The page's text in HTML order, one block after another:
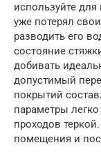
используйте
уже потерял
разводить его
состояние
добивать
допустимый
покрытий
параметры
проходов
помещения и